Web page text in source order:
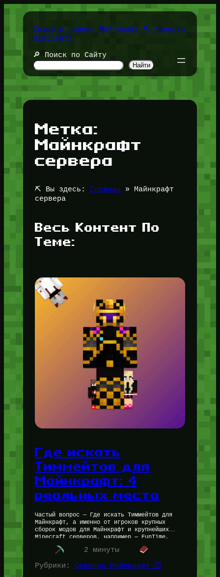
Перейти
содержимомуСоздать сервер Майнкрафт ⛏️ Новости
Minecraft
🔎 Поиск по Сайту
Найти
Метка:
Майнкрафт
сервера
⛏️ Вы здесь: Главная » Майнкрафт
сервера
Весь Контент По
Теме:
Где искать
Тиммейтов для
Майнкрафт: 4
реальных места
Частый вопрос — Где искать Тиммейтов для
Майнкрафт, а именно от игроков крупных
сборок модов для Майнкрафт и крупнейших
Minecraft серверов, например — FunTime,
либо mc.FateRealm.ru Мы собрали для Вас…
2 минуты
Рубрики: Сервера Майнкрафт 🛜